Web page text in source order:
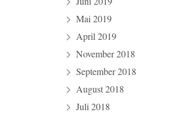
Mai 2019
April 2019
November 2018
September 2018
August 2018
Juli 2018